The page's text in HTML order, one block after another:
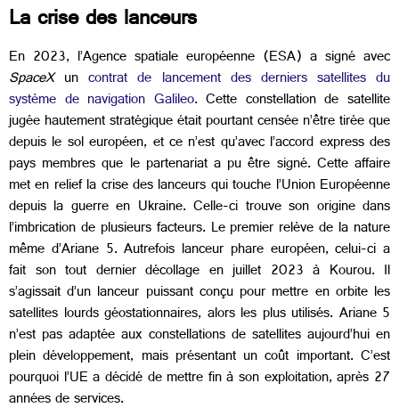
La crise des lanceurs
En 2023, l’Agence spatiale européenne (ESA) a signé avec
SpaceX uncontrat de lancement des derniers satellites du
système de navigation Galileo. Cette constellation de satellite
jugée hautement stratégique était pourtant censée n’être tirée que
depuis le sol européen, et ce n’est qu’avec l’accord express des
pays membres que le partenariat a pu être signé. Cette affaire
met en relief la crise des lanceurs qui touche l’Union Européenne
depuis la guerre en Ukraine. Celle-ci trouve son origine dans
l’imbrication de plusieurs facteurs. Le premier relève de la nature
même d’Ariane 5. Autrefois lanceur phare européen, celui-ci a
fait son tout dernier décollage en juillet 2023 à Kourou. Il
s’agissait d’un lanceur puissant conçu pour mettre en orbite les
satellites lourds géostationnaires, alors les plus utilisés. Ariane 5
n’est pas adaptée aux constellations de satellites aujourd’hui en
plein développement, mais présentant un coût important. C’est
pourquoi l’UE a décidé de mettre fin à son exploitation, après 27
années de services.